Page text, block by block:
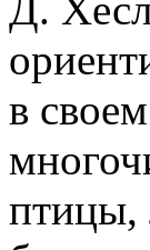
в
птицы,